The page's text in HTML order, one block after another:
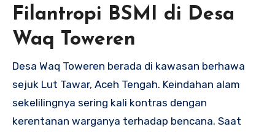
Filantropi BSMI di Desa
Waq Toweren
Desa Waq Toweren berada di kawasan berhawa
sejuk Lut Tawar, Aceh Tengah. Keindahan alam
sekelilingnya sering kali kontras dengan
kerentanan warganya terhadap bencana. Saat